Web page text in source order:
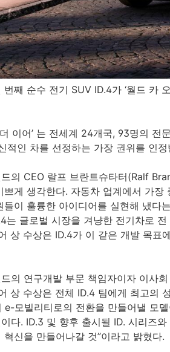
번째 순수 전기 SUV ID.4가 ‘월드 카
이어’ 는 전세계 24개국, 93명의
적인 차를 선정하는 가장 권위를 인정
의 CEO 랄프 브란트슈타터(Ralf
쁘게 생각한다. 자동차 업계에서 가
들이 훌륭한 아이디어를 실현해 냈다
는 글로벌 시장을 겨냥한 전기차로
상 수상은 ID.4가 이 같은 개발 목표
의 연구개발 부문 책임자이자 이사
상 수상은 전체 ID.4 팀에게 최고의
e-모빌리티로의 전환을 만들어낼 모
다. ID.3 및 향후 출시될 ID. 시리즈
신을 만들어나갈 것”이라고 밝혔다.